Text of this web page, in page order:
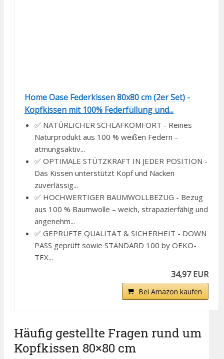
Home Oase Federkissen 80x80 cm (2er Set) -
Kopfkissen mit 100% Federfüllung und...
✅ NATÜRLICHER SCHLAFKOMFORT - Reines
Naturprodukt aus 100 % weißen Federn –
atmungsaktiv...
✅ OPTIMALE STÜTZKRAFT IN JEDER POSITION -
Das Kissen unterstützt Kopf und Nacken
zuverlässig...
✅ HOCHWERTIGER BAUMWOLLBEZUG - Bezug
aus 100 % Baumwolle – weich, strapazierfähig und
angenehm...
✅ GEPRÜFTE QUALITÄT & SICHERHEIT - DOWN
PASS geprüft sowie STANDARD 100 by OEKO-
TEX...
34,97 EUR
Bei Amazon kaufen
Häufig gestellte Fragen rund um
Kopfkissen 80×80 cm